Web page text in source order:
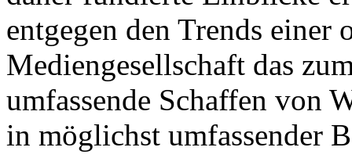
entgegen den Trends einer
Mediengesellschaft das
umfassende Schaffen von
in möglichst umfassender